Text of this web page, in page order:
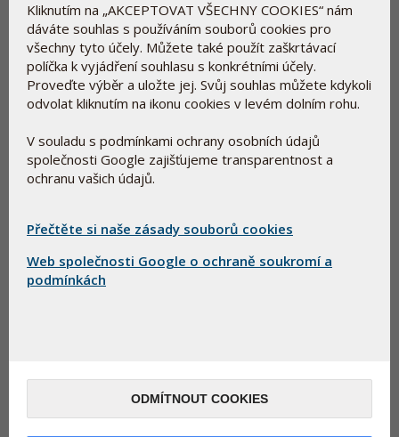
Bioaktivní Q10
Více informací
150 cps 2 518,00 Kč
Více informací
Kliknutím na „AKCEPTOVAT VŠECHNY COOKIES“ nám
dáváte souhlas s používáním souborů cookies pro
všechny tyto účely. Můžete také použít zaškrtávací
políčka k vyjádření souhlasu s konkrétními účely.
Proveďte výběr a uložte jej. Svůj souhlas můžete kdykoli
odvolat kliknutím na ikonu cookies v levém dolním rohu.
V souladu s podmínkami ochrany osobních údajů
společnosti Google zajišťujeme transparentnost a
ochranu vašich údajů.
Přečtěte si naše zásady souborů cookies
Web společnosti Google o ochraně soukromí a
podmínkách
ODMÍTNOUT COOKIES